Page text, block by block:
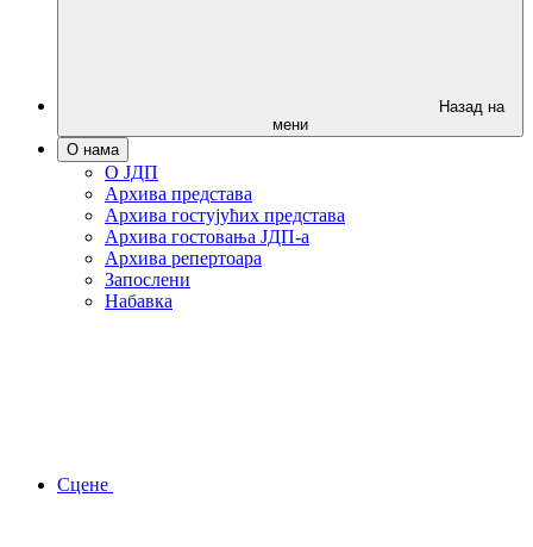
Назад на
мени
О нама
О ЈДП
Архива представа
Архива гостујућих представа
Архива гостовања ЈДП-а
Архива репертоара
Запослени
Набавка
Сцене